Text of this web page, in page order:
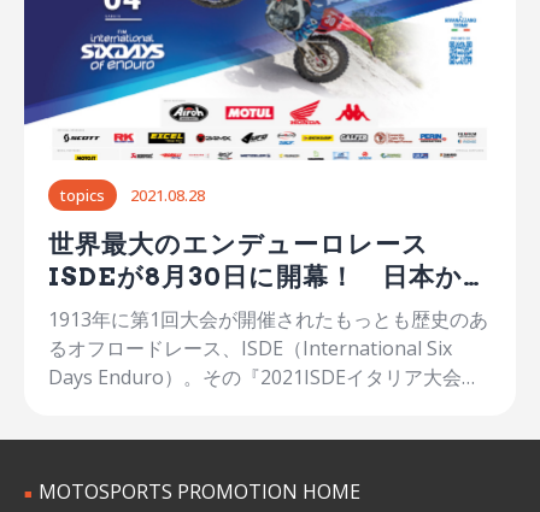
topics 2021.08.28
世界最大のエンデューロレース
ISDEが8月30日に開幕！ 日本から
は滑川勝之選手が参戦
1913年に第1回大会が開催されたもっとも歴史のあ
るオフロードレース、ISDE（International Six
Days Enduro）。その『2021ISDEイタリア大会』
開催され、日本からは滑川勝之選手が参戦する。
かし、新型コロナウイルス感染症の世界的な拡大に
MOTOSPORTS PROMOTION HOME